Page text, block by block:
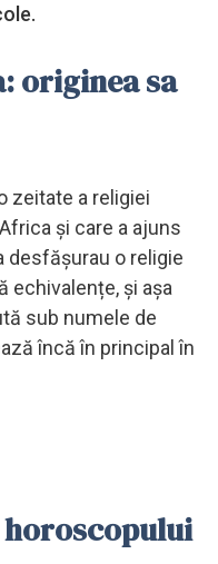
originea sa
zeitate a religiei
și care a ajuns
desfășurau o religie
echivalențe, și așa
sub numele de
încă în principal în
horoscopului